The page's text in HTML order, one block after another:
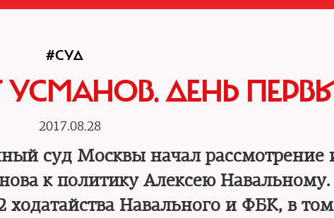
#СУД
УСМАНОВ. ДЕНЬ
2017.08.28
суд Москвы начал рассмотрение
к политику Алексею Навальному.
Навального и ФБК, в